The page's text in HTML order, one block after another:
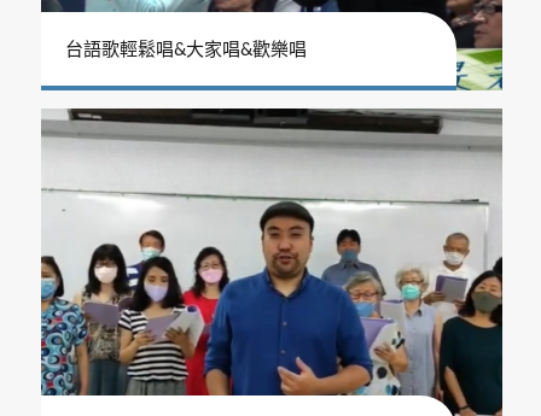
台語歌輕鬆唱&大家唱&歡樂唱